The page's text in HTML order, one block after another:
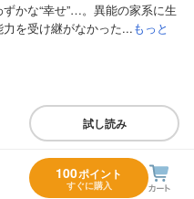
かな“幸せ”…。異能の家系に生
を受け継がなかった...もっと
試し読み
100ポイント
すぐに購入